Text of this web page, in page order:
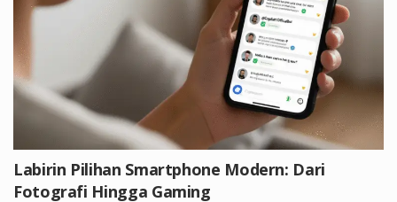
Labirin Pilihan Smartphone Modern: Dari
Fotografi Hingga Gaming